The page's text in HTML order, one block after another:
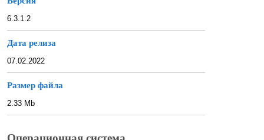
6.3.1.2
Дата релиза
07.02.2022
Размер файла
2.33 Mb